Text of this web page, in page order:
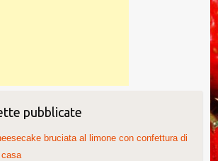
pubblicate
bruciata al limone con confettura di